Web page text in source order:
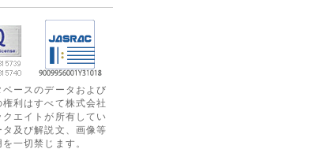
ベースのデータおよび
利はすべて株式会社
クエイトが所有してい
タ及び解説文、画像等
一切禁じます。